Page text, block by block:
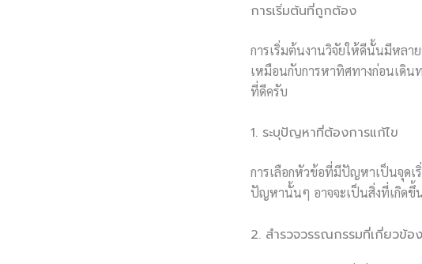
การเริ่มต้นที่ถูกต้อง
การเริ่มต้นงานวิจัยให้ดีนั้นมีหล
เหมือนกับการหาทิศทางก่อนเดิน
ที่ดีครับ
1. ระบุปัญหาที่ต้องการแก้ไข
การเลือกหัวข้อที่มีปัญหาเป็นจุดเ
ปัญหานั้นๆ อาจจะเป็นสิ่งที่เกิดขึ้
2. สำรวจวรรณกรรมที่เกี่ยวข้อง